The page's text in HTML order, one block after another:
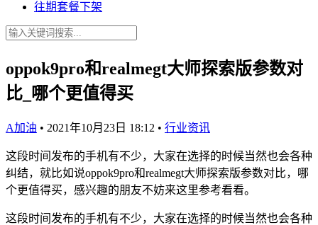
往期套餐下架
oppok9pro和realmegt大师探索版参数对
比_哪个更值得买
A加油 • 2021年10月23日 18:12 • 行业资讯
这段时间发布的手机有不少，大家在选择的时候当然也会各种
纠结，就比如说oppok9pro和realmegt大师探索版参数对比，哪
个更值得买，感兴趣的朋友不妨来这里参考看看。
这段时间发布的手机有不少，大家在选择的时候当然也会各种